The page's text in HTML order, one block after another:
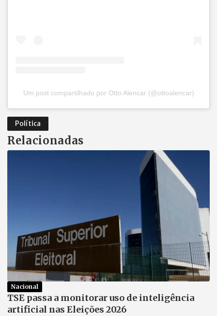
Um post compartilhado por Otto Alencar (@ottoalencar)
Política
Relacionadas
Nacional
TSE passa a monitorar uso de inteligência
artificial nas Eleições 2026